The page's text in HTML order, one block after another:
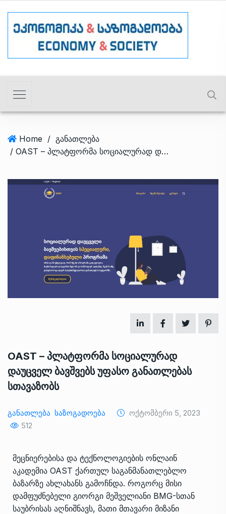
Home / განათლება
/ OAST – პლატფორმა სოციალურად დაუცველ ბავშვებს უფასო განათლებას სთავაზობს
OAST – პლატფორმა სოციალურად
დაუცველ ბავშვებს უფასო განათლებას
სთავაზობს
Განათლება Საზოგადოება
Ოქტომბერი 5, 2023
512
მეცნიერებისა და ტექნოლოგიების ონლაინ
აკადემია OAST ქართულ საგანმანათლებლო
ბაზარზე ახლახანს გამოჩნდა. როგორც მისი
დამფუძნებელი გიორგი მეშველიანი BMG-სთან
საუბრისას აღნიშნავს, მათი მთავარი მიზანი